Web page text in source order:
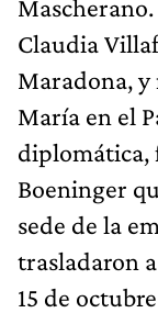
Claudia
Maradona,
María en el
diplomática,
Boeninger
sede de la
trasladaron
15 de